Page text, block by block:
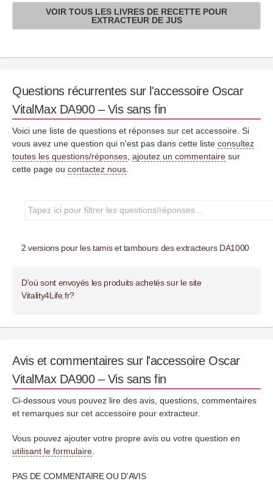
VOIR TOUS LES LIVRES DE RECETTE POUR
EXTRACTEUR DE JUS
Questions récurrentes sur l'accessoire Oscar
VitalMax DA900 – Vis sans fin
Voici une liste de questions et réponses sur cet accessoire. Si
vous avez une question qui n'est pas dans cette liste consultez
toutes les questions/réponses ajoutez un commentaire sur
cette page ou contactez nous
2 versions pour les tamis et tambours des extracteurs DA1000
D’où sont envoyés les produits achetés sur le site
Vitality4Life.fr?
Avis et commentaires sur l'accessoire Oscar
VitalMax DA900 – Vis sans fin
Ci-dessous vous pouvez lire des avis, questions, commentaires
et remarques sur cet accessoire pour extracteur.
Vous pouvez ajouter votre propre avis ou votre question en
utilisant le formulaire
PAS DE COMMENTAIRE OU D'AVIS